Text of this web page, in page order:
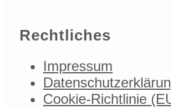
Rechtliches
Impressum
Cookie-Richtlinie